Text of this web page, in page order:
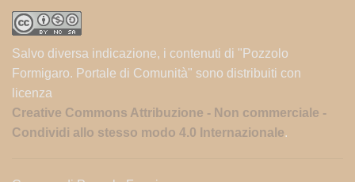
Salvo diversa indicazione, i contenuti di "Pozzolo
Formigaro. Portale di Comunità" sono distribuiti con
licenza
Creative Commons Attribuzione - Non commerciale -
Condividi allo stesso modo 4.0 Internazionale.